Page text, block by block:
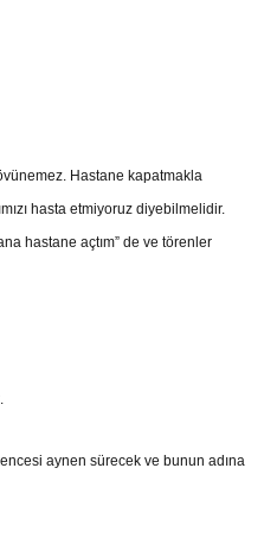
Hastane kapatmakla
hasta etmiyoruz diyebilmelidir.
hastane açtım” de ve törenler
aynen sürecek ve bunun adına